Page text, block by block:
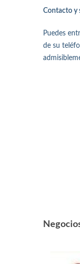
Contacto y
Puedes
de su